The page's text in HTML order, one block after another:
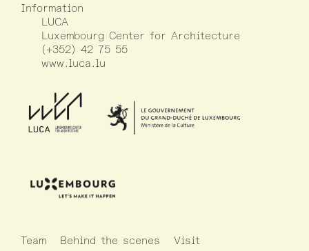
Information
LUCA
Luxembourg Center for Architecture
(+352) 42 75 55
www.luca.lu
Team Behind the scenes Visit